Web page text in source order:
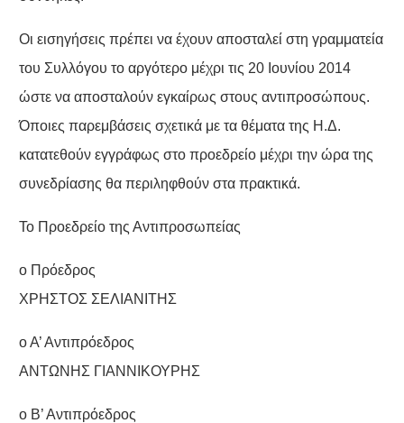
Οι εισηγήσεις πρέπει να έχουν αποσταλεί στη γραμματεία
του Συλλόγου το αργότερο μέχρι τις 20 Ιουνίου 2014
ώστε να αποσταλούν εγκαίρως στους αντιπροσώπους.
Όποιες παρεμβάσεις σχετικά με τα θέματα της Η.Δ.
κατατεθούν εγγράφως στο προεδρείο μέχρι την ώρα της
συνεδρίασης θα περιληφθούν στα πρακτικά.
Το Προεδρείο της Αντιπροσωπείας
ο Πρόεδρος
ΧΡΗΣΤΟΣ ΣΕΛΙΑΝΙΤΗΣ
ο Α’ Αντιπρόεδρος
ΑΝΤΩΝΗΣ ΓΙΑΝΝΙΚΟΥΡΗΣ
ο Β’ Αντιπρόεδρος